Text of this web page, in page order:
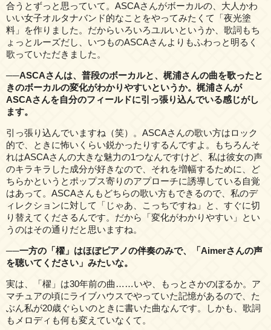
合うとずっと思っていて。ASCAさんがボーカルの、大人かわ
いい女子オルタナバンド的なことをやってみたくて「夜光塗
料」を作りました。だからいろいろユルいというか、歌詞もち
ょっとルーズだし、いつものASCAさんよりもふわっと明るく
歌っていただきました。
──ASCAさんは、普段のボーカルと、梶浦さんの曲を歌ったと
きのボーカルの変化がわかりやすいというか。梶浦さんが
ASCAさんを自分のフィールドに引っ張り込んでいる感じがし
ます。
引っ張り込んでいますね（笑）。ASCAさんの歌い方はロック
的で、ときに怖いくらい鋭かったりするんですよ。もちろんそ
れはASCAさんの大きな魅力の1つなんですけど、私は彼女の声
のキラキラした成分が好きなので、それを増幅するために、ど
ちらかというとポップス寄りのアプローチに誘導している自覚
はあって。ASCAさんもどちらの歌い方もできるので、私のデ
ィレクションに対して「じゃあ、こっちですね」と、すぐに切
り替えてくださるんです。だから「変化がわかりやすい」とい
うのはその通りだと思いますね。
──一方の「櫂」はほぼピアノの伴奏のみで、「Aimerさんの声
を聴いてください」みたいな。
実は、「櫂」は30年前の曲……いや、もっとさかのぼるか。ア
マチュアの頃にライブハウスでやっていた記憶があるので、た
ぶん私が20歳ぐらいのときに書いた曲なんです。しかも、歌詞
もメロディも何も変えていなくて。